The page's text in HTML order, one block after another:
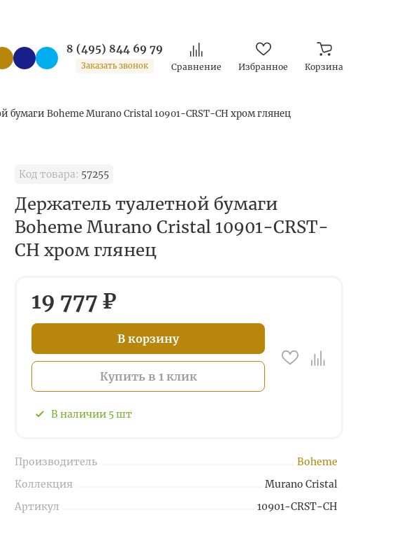
8 (495) 844 69 79
Заказать звонок Сравнение Избранное Корзина
бумаги Boheme Murano Cristal 10901-CRST-CH хром глянец
Код товара: 57255
Держатель туалетной бумаги
Boheme Murano Cristal 10901-CRST-
CH хром глянец
19 777 ₽
В корзину
Купить в 1 клик
В наличии 5шт
Производитель
Boheme
Коллекция
Murano Cristal
Артикул
10901-CRST-CH